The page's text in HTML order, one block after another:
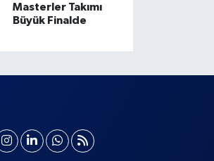
Masterler Takımı
Büyük Finalde